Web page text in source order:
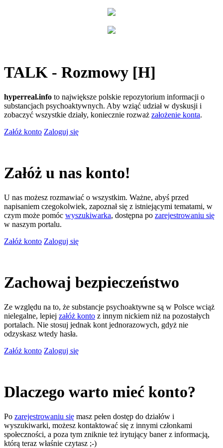
TALK - Rozmowy [H]
hyperreal.info to największe polskie repozytorium informacji o
substancjach psychoaktywnych. Aby wziąć udział w dyskusji i
zobaczyć wszystkie działy, koniecznie rozważ założenie konta.
Załóż konto Zaloguj się
Załóż u nas konto!
U nas możesz rozmawiać o wszystkim. Ważne, abyś przed
napisaniem czegokolwiek, zapoznał się z istniejącymi tematami, w
czym może pomóc wyszukiwarka, dostępna po zarejestrowaniu się
w naszym portalu.
Załóż konto Zaloguj się
Zachowaj bezpieczeństwo
Ze względu na to, że substancje psychoaktywne są w Polsce wciąż
nielegalne, lepiej załóż konto z innym nickiem niż na pozostałych
portalach. Nie stosuj jednak kont jednorazowych, gdyż nie
odzyskasz wtedy hasła.
Załóż konto Zaloguj się
Dlaczego warto mieć konto?
Po zarejestrowaniu się masz pełen dostęp do działów i
wyszukiwarki, możesz kontaktować się z innymi członkami
społeczności, a poza tym zniknie też irytujący baner z informacją,
którą teraz właśnie czytasz ;-)